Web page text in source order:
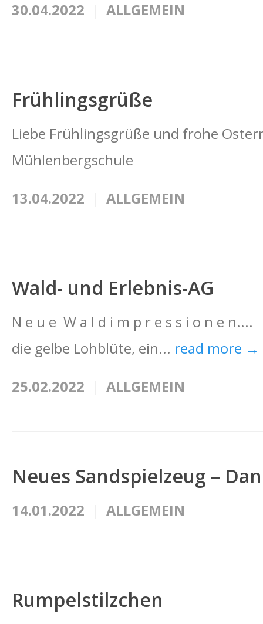
30.04.2022 ALLGEMEIN
Frühlingsgrüße
Liebe Frühlingsgrüße und frohe
Mühlenbergschule
13.04.2022 ALLGEMEIN
Wald- und Erlebnis-AG
N e u e W a l d i m p r e s s i o n e
die gelbe Lohblüte, ein... read more →
25.02.2022 ALLGEMEIN
Neues Sandspielzeug –
14.01.2022 ALLGEMEIN
Rumpelstilzchen